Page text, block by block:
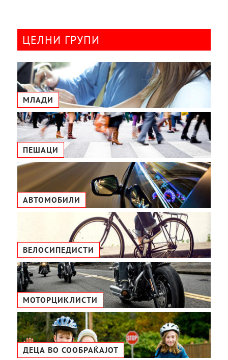
ЦЕЛНИ ГРУПИ
МЛАДИ
ПЕШАЦИ
АВТОМОБИЛИ
ВЕЛОСИПЕДИСТИ
МОТОРЦИКЛИСТИ
ДЕЦА ВО СООБРАЌАЈОТ